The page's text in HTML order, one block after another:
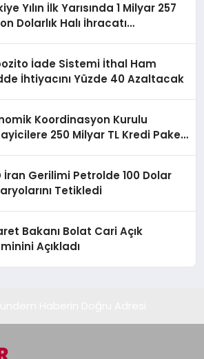
Yılın İlk Yarısında 1 Milyar 257
Dolarlık Halı İhracatı
İade Sistemi İthal Ham
İhtiyacını Yüzde 40 Azaltacak
Koordinasyon Kurulu
250 Milyar TL Kredi Paketi
İran Gerilimi Petrolde 100 Dolar
Tetikledi
Bakanı Bolat Cari Açık
Açıkladı